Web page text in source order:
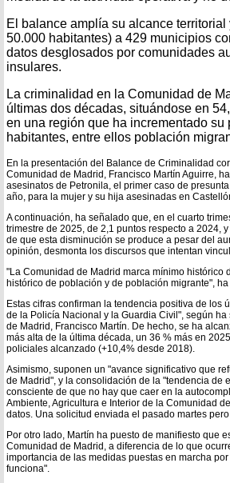
El balance amplía su alcance
50.000 habitantes) a 429 municipios
datos desglosados por comunidades
insulares.
La criminalidad en la Comunidad de
últimas dos décadas, situándose en
en una región que ha incrementado
habitantes, entre ellos población
En la presentación del Balance de Criminalidad
Comunidad de Madrid, Francisco Martín Aguirre,
asesinatos de Petronila, el primer caso de
año, para la mujer y su hija asesinadas en
A continuación, ha señalado que, en el cuarto
trimestre de 2025, de 2,1 puntos respecto a 2024,
de que esta disminución se produce a pesar del
opinión, desmonta los discursos que intentan
"La Comunidad de Madrid marca mínimo
histórico de población y de población migrante",
Estas cifras confirman la tendencia positiva de los
de la Policía Nacional y la Guardia Civil", según
de Madrid, Francisco Martín. De hecho, se ha
más alta de la última década, un 36 % más en
policiales alcanzado (+10,4% desde 2018).
Asimismo, suponen un "avance significativo que
de Madrid", y la consolidación de la "tendencia
consciente de que no hay que caer en la
Ambiente, Agricultura e Interior de la Comunidad
datos. Una solicitud enviada el pasado martes
Por otro lado, Martín ha puesto de manifiesto que
Comunidad de Madrid, a diferencia de lo que
importancia de las medidas puestas en marcha
funciona".